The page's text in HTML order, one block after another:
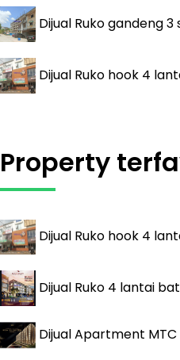
Dijual Ruko gandeng
Dijual Ruko hook 4
Property
Dijual Ruko hook 4
Dijual Ruko 4 lantai
DijualApartment MTC